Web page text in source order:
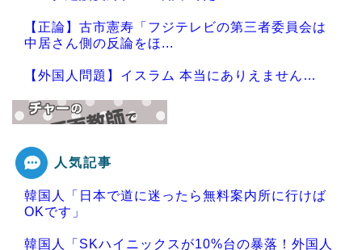
【正論】古市憲寿「フジテレビの第三者委員会は
中居さん側の反論をほ...
【外国人問題】イスラム 本当にありえません…
Powered by livedoor 相互RSS
人気記事
韓国人「日本で道に迷ったら無料案内所に行けば
OKです」
韓国人「SKハイニックスが10%台の暴落！外国人